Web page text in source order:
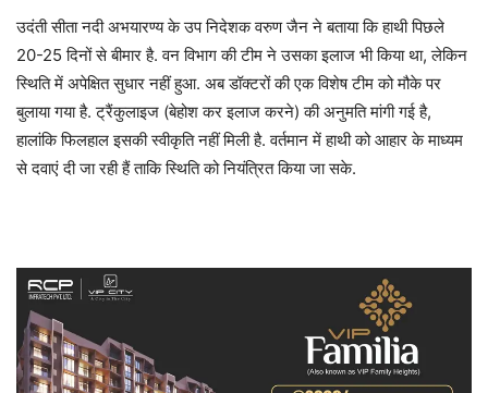
उदंती सीता नदी अभयारण्य के उप निदेशक वरुण जैन ने बताया कि हाथी पिछले
20-25 दिनों से बीमार है. वन विभाग की टीम ने उसका इलाज भी किया था, लेकिन
स्थिति में अपेक्षित सुधार नहीं हुआ. अब डॉक्टरों की एक विशेष टीम को मौके पर
बुलाया गया है. ट्रैंकुलाइज (बेहोश कर इलाज करने) की अनुमति मांगी गई है,
हालांकि फिलहाल इसकी स्वीकृति नहीं मिली है. वर्तमान में हाथी को आहार के माध्यम
से दवाएं दी जा रही हैं ताकि स्थिति को नियंत्रित किया जा सके.